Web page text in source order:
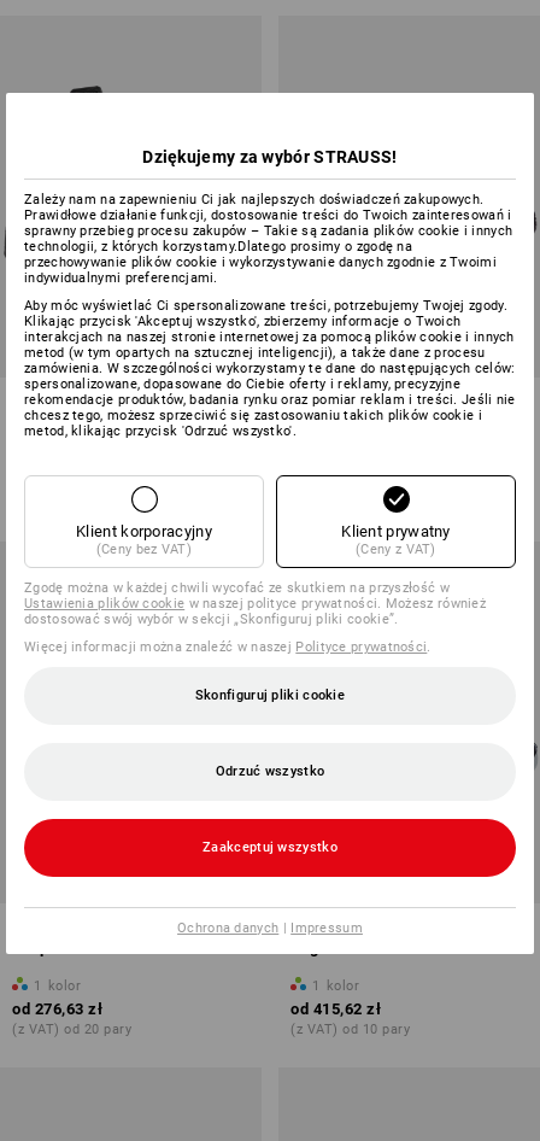
S1P Półbuty bezpieczne e.s.
Eindhoven mid
od
S1PS Półbuty bezpieczne e.s.
Sutur
(z VAT) od 20 pary
STONEKIT S1P Półbuty
1 kolor
od 276,63 zł
(z VAT) od 20 pary
S1PS Półbuty bezpieczne e.s.
1 kolor
od 415,62 zł
(z VAT) od 10 pary
Dziękujemy za wybór STRAUSS!
Zależy nam na zapewnieniu Ci jak najlepszych doświadczeń zakupowych.
Prawidłowe działanie funkcji, dostosowanie treści do Twoich zainteresowań i
sprawny przebieg procesu zakupów – Takie są zadania plików cookie i innych
technologii, z których korzystamy.Dlatego prosimy o zgodę na
przechowywanie plików cookie i wykorzystywanie danych zgodnie z Twoimi
indywidualnymi preferencjami.
Aby móc wyświetlać Ci spersonalizowane treści, potrzebujemy Twojej zgody.
Klikając przycisk 'Akceptuj wszystko', zbierzemy informacje o Twoich
interakcjach na naszej stronie internetowej za pomocą plików cookie i innych
metod (w tym opartych na sztucznej inteligencji), a także dane z procesu
zamówienia. W szczególności wykorzystamy te dane do następujących celów:
spersonalizowane, dopasowane do Ciebie oferty i reklamy, precyzyjne
rekomendacje produktów, badania rynku oraz pomiar reklam i treści. Jeśli nie
chcesz tego, możesz sprzeciwić się zastosowaniu takich plików cookie i
metod, klikając przycisk 'Odrzuć wszystko'.
Klient korporacyjny
(Ceny bez VAT)
Klient prywatny
(Ceny z VAT)
Zgodę można w każdej chwili wycofać ze skutkiem na przyszłość w
Ustawienia plików cookie w naszej polityce prywatności. Możesz również
dostosować swój wybór w sekcji „Skonfiguruj pliki cookie”.
Więcej informacji można znaleźć w naszej Polityce prywatności
Skonfiguruj pliki cookie
Odrzuć wszystko
Zaakceptuj wszystko
Ochrona danych | Impressum